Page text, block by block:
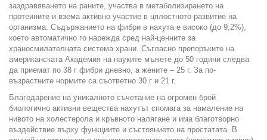
заздравяването на раните, участва в метаболизирането на
протеините и взема активно участие в цялостното развитие на
организма. Съдържанието на фибри в нахута е високо (до 9,2%),
което автоматично го нарежда сред най-ценните за
храносмилателната система храни. Съгласно препоръките на
американската Академия на науките мъжете до 50 години следва
да приемат по 38 г фибри дневно, а жените – 25 г. За по-
възрастните нормите са съответно 30 г и 21 г.
Благодарение на уникалното съчетание на огромен брой
биологично активни вещества нахутът спомага за намаление на
нивото на холестерола и кръвното налягане и има благотворно
въздействие върху функциите и състоянието на простатата. В